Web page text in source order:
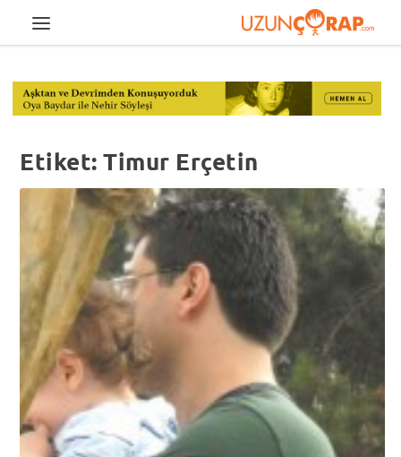
Etiket:Timur Erçetin